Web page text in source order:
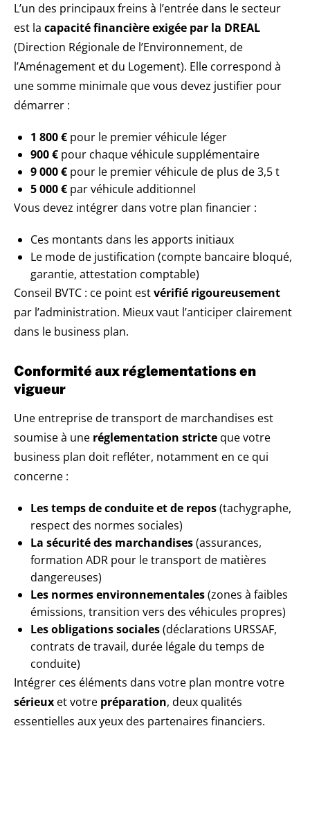
L’un des principaux freins à l’entrée dans le secteur
est la capacité financière exigée par la DREAL
(Direction Régionale de l’Environnement, de
l’Aménagement et du Logement). Elle correspond à
une somme minimale que vous devez justifier pour
démarrer :
1 800 € pour le premier véhicule léger
900 € pour chaque véhicule supplémentaire
9 000 € pour le premier véhicule de plus de 3,5 t
5 000 € par véhicule additionnel
Vous devez intégrer dans votre plan financier :
Ces montants dans les apports initiaux
Le mode de justification (compte bancaire bloqué,
garantie, attestation comptable)
Conseil BVTC : ce point estvérifié rigoureusement
par l’administration. Mieux vaut l’anticiper clairement
dans le business plan.
Conformité aux réglementations en
vigueur
Une entreprise de transport de marchandises est
soumise à une réglementation stricte que votre
business plan doit refléter, notamment en ce qui
concerne :
Les temps de conduite et de repos(tachygraphe,
respect des normes sociales)
La sécurité des marchandises(assurances,
formation ADR pour le transport de matières
dangereuses)
Les normes environnementales(zones à faibles
émissions, transition vers des véhicules propres)
Les obligations sociales(déclarations URSSAF,
contrats de travail, durée légale du temps de
conduite)
Intégrer ces éléments dans votre plan montre votre
sérieux et votre préparation, deux qualités
essentielles aux yeux des partenaires financiers.